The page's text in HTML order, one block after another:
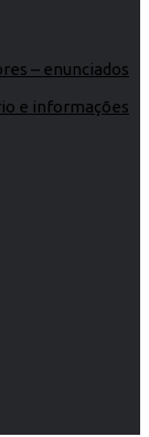
– enunciados
e informações